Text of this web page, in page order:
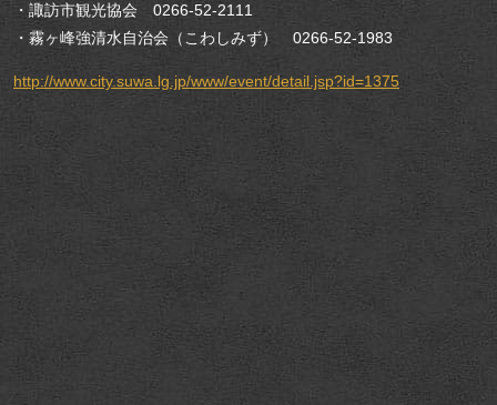
・諏訪市観光協会 0266-52-2111
・霧ヶ峰強清水自治会（こわしみず） 0266-52-1983
http://www.city.suwa.lg.jp/www/event/detail.jsp?id=1375